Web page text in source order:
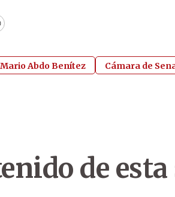
Mario Abdo Benítez Cámara de
de